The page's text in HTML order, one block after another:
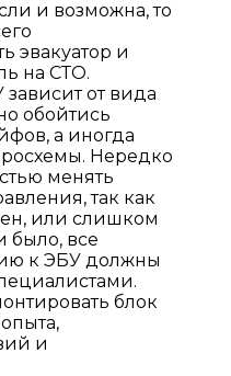
и возможна, то
эвакуатор и
на СТО.
от вида
обойтись
а иногда
Нередко
менять
так как
или слишком
было, все
к ЭБУ должны
блок
и